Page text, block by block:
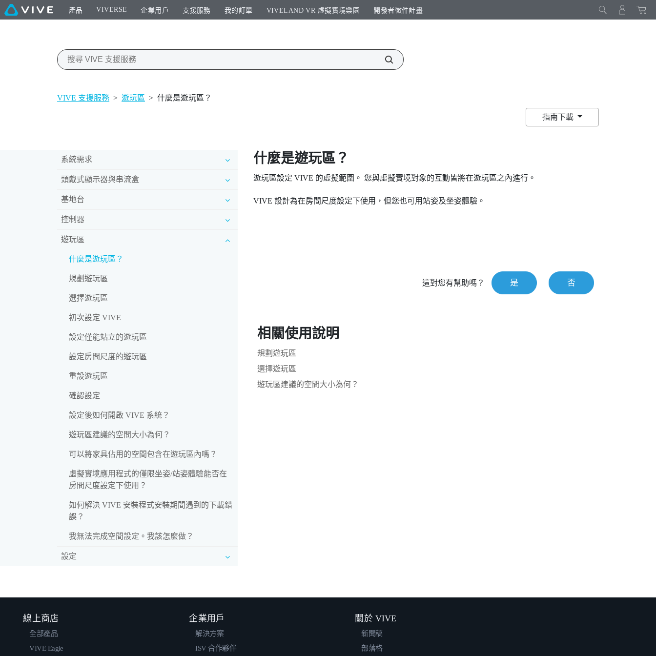
產品 VIVERSE 企業用戶 支援服務 我的訂單 VIVELAND VR 虛擬實境樂園​ 開發者徵件計畫​
VIVE 支援服務 > 遊玩區 > 什麼是遊玩區？
指南下載
系統需求
頭戴式顯示器與串流盒
基地台
控制器
遊玩區
什麼是遊玩區？
規劃遊玩區
選擇遊玩區
初次設定 VIVE
設定僅能站立的遊玩區
設定房間尺度的遊玩區
重設遊玩區
確認設定
設定後如何開啟 VIVE 系統？
遊玩區建議的空間大小為何？
可以將家具佔用的空間包含在遊玩區內嗎？
虛擬實境應用程式的僅限坐姿/站姿體驗能否在
房間尺度設定下使用？
如何解決 VIVE 安裝程式安裝期間遇到的下載錯
誤？
我無法完成空間設定。我該怎麼做？
設定
什麼是遊玩區？
遊玩區設定 VIVE 的虛擬範圍。 您與虛擬實境對象的互動皆將在遊玩區之內進行。
VIVE 設計為在房間尺度設定下使用，但您也可用站姿及坐姿體驗。
這對您有幫助嗎？ 是 否
相關使用說明
規劃遊玩區
選擇遊玩區
遊玩區建議的空間大小為何？
線上商店
全部產品
VIVE Eagle
企業用戶
解決方案
ISV 合作夥伴
關於 VIVE
新聞稿
部落格